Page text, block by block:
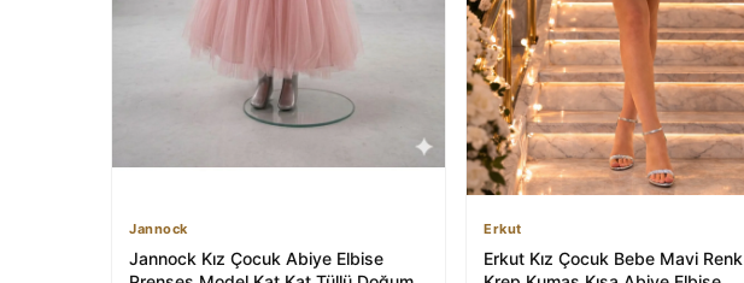
Jannock
Jannock Kız Çocuk Abiye Elbise
Erkut
Erkut Kız Çocuk Bebe Mavi Renk